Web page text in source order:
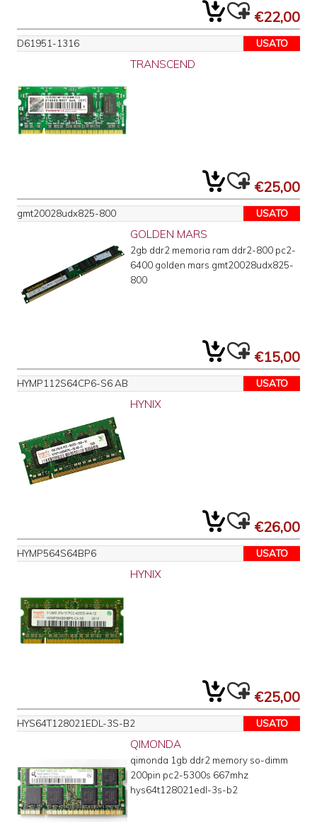
€22,00
D61951-1316 USATO
TRANSCEND
€25,00
gmt20028udx825-800 USATO
GOLDEN MARS
2gb ddr2 memoria ram ddr2-800 pc2-
6400 golden mars gmt20028udx825-
800
€15,00
HYMP112S64CP6-S6 AB USATO
HYNIX
€26,00
HYMP564S64BP6 USATO
HYNIX
€25,00
HYS64T128021EDL-3S-B2 USATO
QIMONDA
qimonda 1gb ddr2 memory so-dimm
200pin pc2-5300s 667mhz
hys64t128021edl-3s-b2